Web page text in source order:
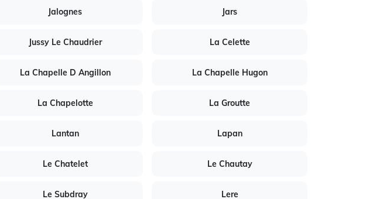
Jalognes Jars
Jussy Le Chaudrier La Celette
La Chapelle D Angillon La Chapelle Hugon
La Chapelotte La Groutte
Lantan Lapan
Le Chatelet Le Chautay
Le Subdray Lere